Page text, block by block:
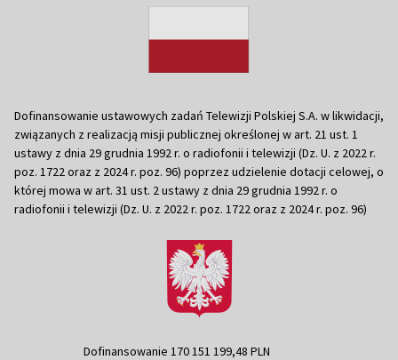
Dofinansowanie ustawowych zadań Telewizji Polskiej S.A. w likwidacji,
związanych z realizacją misji publicznej określonej w art. 21 ust. 1
ustawy z dnia 29 grudnia 1992 r. o radiofonii i telewizji (Dz. U. z 2022 r.
poz. 1722 oraz z 2024 r. poz. 96) poprzez udzielenie dotacji celowej, o
której mowa w art. 31 ust. 2 ustawy z dnia 29 grudnia 1992 r. o
radiofonii i telewizji (Dz. U. z 2022 r. poz. 1722 oraz z 2024 r. poz. 96)
Dofinansowanie 170 151 199,48 PLN